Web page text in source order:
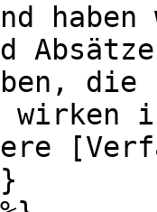
die
wirken